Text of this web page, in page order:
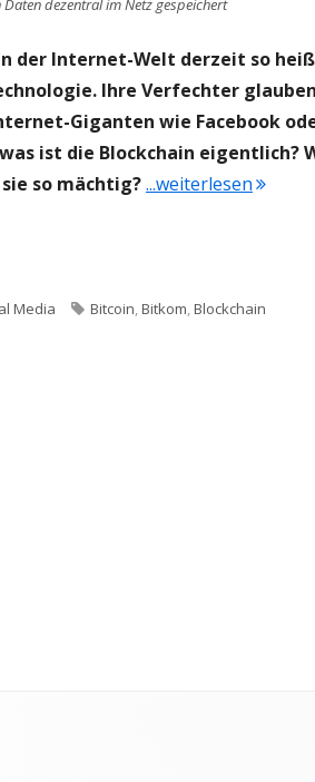
dezentral im Netz gespeichert
der Internet-Welt derzeit so
Ihre Verfechter
Giganten wie Facebook
ist die Blockchain eigentlich?
so mächtig?...weiterlesen
Media Schlagwörter
Bitcoin,Bitkom,Blockchain